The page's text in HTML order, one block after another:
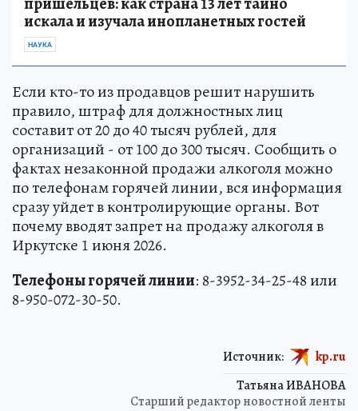
искала и изучала инопланетных гостей
НАУКА
Если кто-то из продавцов решит нарушить
правило, штраф для должностных лиц
составит от 20 до 40 тысяч рублей, для
организаций - от 100 до 300 тысяч. Сообщить о
фактах незаконной продажи алкоголя можно
по телефонам горячей линии, вся информация
сразу уйдет в контролирующие органы. Вот
почему вводят запрет на продажу алкоголя в
Иркутске 1 июня 2026.
Телефоны горячей линии: 8-3952-34-25-48 или
8-950-072-30-50.
Татьяна ИВАНОВА
Старший редактор новостной ленты
Источник: kp.ru